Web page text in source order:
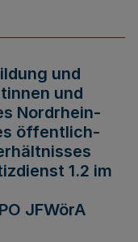
und
und
Nordrhein-
öffentlich-
1.2 im
JFWörA